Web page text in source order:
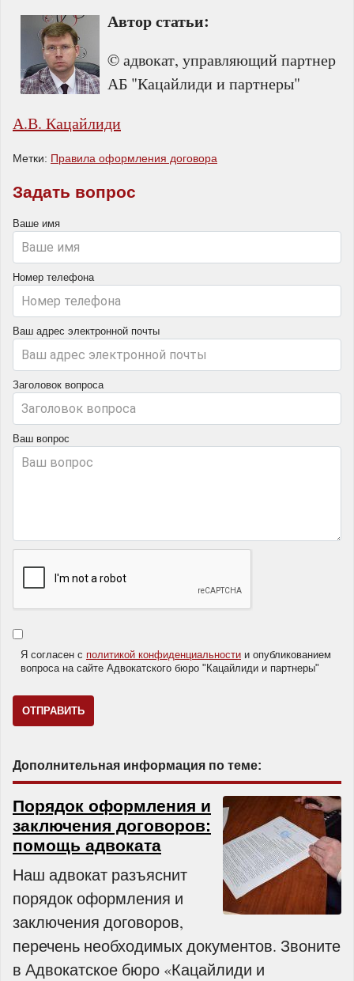
Автор статьи:
© адвокат, управляющий партнер
АБ "Кацайлиди и партнеры"
А.В. Кацайлиди
Метки: Правила оформления договора
Задать вопрос
Ваше имя
Номер телефона
Ваш адрес электронной почты
Заголовок вопроса
Ваш вопрос
Я согласен с политикой конфиденциальности и опубликованием
вопроса на сайте Адвокатского бюро "Кацайлиди и партнеры"
Дополнительная информация по теме:
Порядок оформления и
заключения договоров:
помощь адвоката
Наш адвокат разъяснит
порядок оформления и
заключения договоров,
перечень необходимых документов. Звоните
в Адвокатское бюро «Кацайлиди и